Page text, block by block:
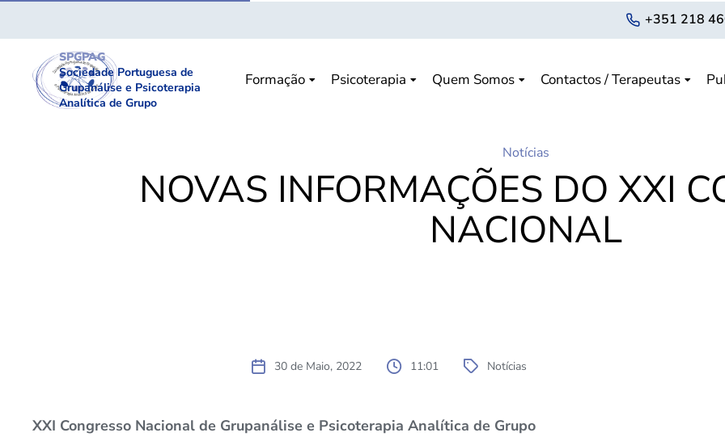
+351 218
SPGPAG
Sociedade Portuguesa de
Grupanálise e Psicoterapia
Analítica de Grupo
Formação Psicoterapia Quem Somos Contactos / Terapeutas
Notícias
NOVAS INFORMAÇÕES DO XXI
NACIONAL
30 de Maio, 2022 11:01 Notícias
XXI Congresso Nacional de Grupanálise e Psicoterapia Analítica de Grupo